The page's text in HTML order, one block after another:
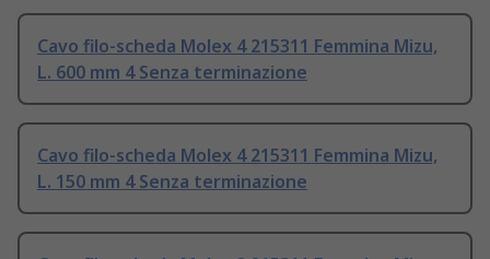
Cavo filo-scheda Molex 4 215311 Femmina Mizu,
L. 600 mm 4 Senza terminazione
Cavo filo-scheda Molex 4 215311 Femmina Mizu,
L. 150 mm 4 Senza terminazione